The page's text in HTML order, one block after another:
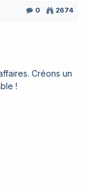
0 2674
Créons un
!